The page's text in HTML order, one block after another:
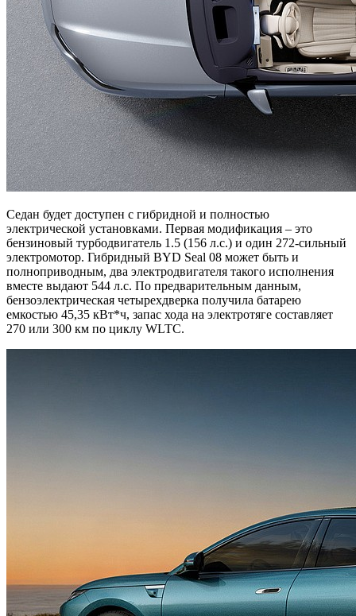
Седан будет доступен с гибридной и полностью
электрической установками. Первая модификация – это
бензиновый турбодвигатель 1.5 (156 л.с.) и один 272-сильный
электромотор. Гибридный BYD Seal 08 может быть и
полноприводным, два электродвигателя такого исполнения
вместе выдают 544 л.с. По предварительным данным,
бензоэлектрическая четырехдверка получила батарею
емкостью 45,35 кВт*ч, запас хода на электротяге составляет
270 или 300 км по циклу WLTC.